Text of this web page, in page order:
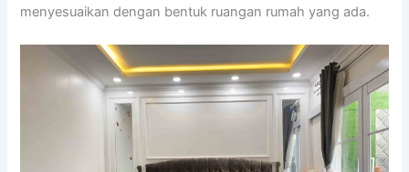
menyesuaikan dengan bentuk ruangan rumah yang ada.